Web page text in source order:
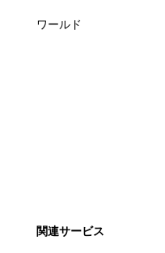
ワールド
関連サービス